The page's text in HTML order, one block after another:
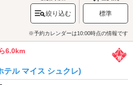
てお食事をするのもおすすめです。茨木市
・グルメスポットへぜひお出かけください♪
槻・茨木エリアのラブホテル からもアクセス
絞り込む 標準
※予約カレンダーは10:00時点の情報です
6.0km
テル マイス シュクレ)